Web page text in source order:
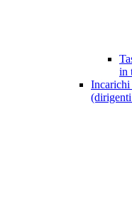
in
Incarichi